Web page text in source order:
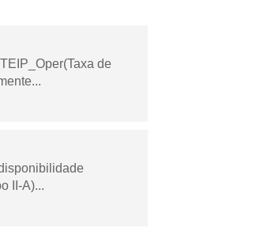
de
II-A)...